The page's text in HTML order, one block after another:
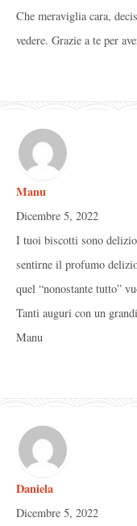
Che meraviglia cara,
vedere. Grazie a te per
Manu
Dicembre 5, 2022
I tuoi biscotti sono
sentirne il profumo
quel “nonostante tutto”
Tanti auguri con un
Manu
Daniela
Dicembre 5, 2022